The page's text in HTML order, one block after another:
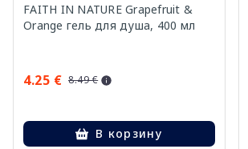
FAITH IN NATURE Grapefruit &
Orange гель для душа, 400 мл
4.25 € 8.49 €
В корзину